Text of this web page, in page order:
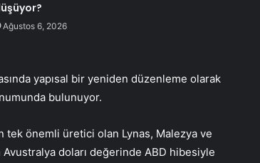
Ağustos 6, 2026
yapısal bir yeniden düzenleme olarak
bulunuyor.
tek önemli üretici olan Lynas, Malezya ve
Avustralya doları değerinde ABD hibesiyle